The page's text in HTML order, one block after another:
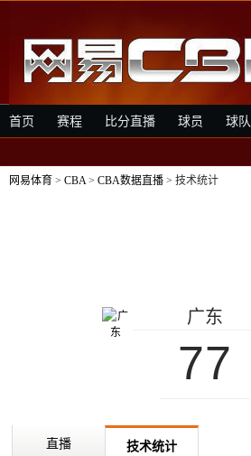
首页 赛程 比分直播 球员 球队
网易体育 > CBA> CBA数据直播 > 技术统计
广东
77
直播 技术统计